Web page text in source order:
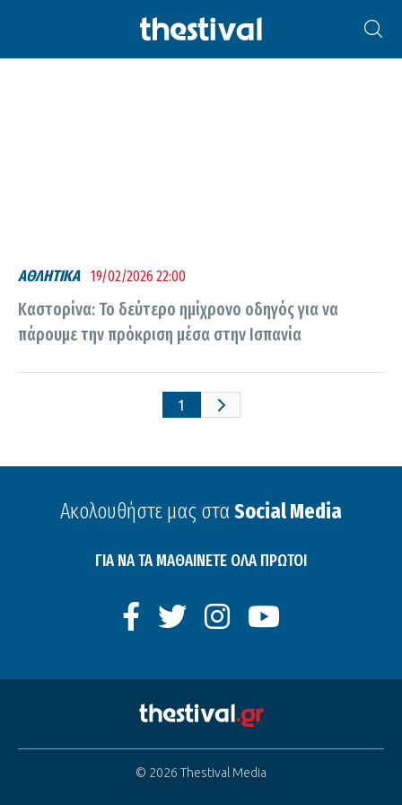
ΚΑΣΤΟΡΊΝΑ
ΑΘΛΗΤΙΚΑ 19/02/2026 22:00
Καστορίνα: Το δεύτερο ημίχρονο οδηγός για να
πάρουμε την πρόκριση μέσα στην Ισπανία
1
Ακολουθήστε μας στα Social Media
ΓΙΑ ΝΑ ΤΑ ΜΑΘΑΙΝΕΤΕ ΟΛΑ ΠΡΩΤΟΙ
© 2026 Thestival Media